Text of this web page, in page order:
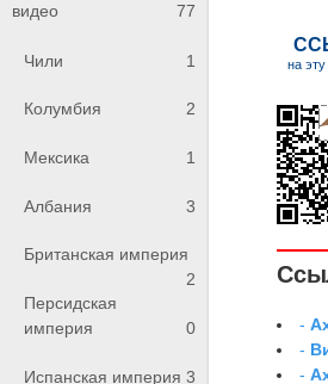
видео
77
Чили 1
Колумбия 2
Мексика 1
Албания 3
Британская империя
2
Персидская
империя
0
Испанская империя 3
-
-
-